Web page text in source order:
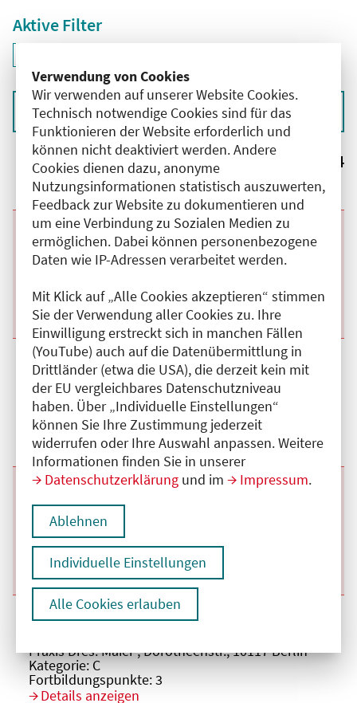
Verwendung von Cookies
Wir verwenden auf unserer Website Cookies.
Technisch notwendige Cookies sind für das
Funktionieren der Website erforderlich und
können nicht deaktiviert werden. Andere
Cookies dienen dazu, anonyme
Nutzungsinformationen statistisch auszuwerten,
Feedback zur Website zu dokumentieren und
um eine Verbindung zu Sozialen Medien zu
ermöglichen. Dabei können personenbezogene
Daten wie IP-Adressen verarbeitet werden.
Mit Klick auf „Alle Cookies akzeptieren“ stimmen
Sie der Verwendung aller Cookies zu. Ihre
Einwilligung erstreckt sich in manchen Fällen
(YouTube) auch auf die Datenübermittlung in
Drittländer (etwa die USA), die derzeit kein mit
der EU vergleichbares Datenschutzniveau
haben. Über „Individuelle Einstellungen“
können Sie Ihre Zustimmung jederzeit
widerrufen oder Ihre Auswahl anpassen. Weitere
Informationen finden Sie in unserer
Datenschutzerklärung und im Impressum.
Ablehnen
Individuelle Einstellungen
Alle Cookies erlauben
Aktive Filter
Sortieren nach
Ergebnisse: 4
Beginn:
26.08.2026 Ende und Anfangszeit:
-26.08.2026,17:00 Uhr
Veranstaltungstitel:
Interdisziplinäre offene Schmerzkonferenz
Veranstaltungsort:
Praxis Dres. Maier , Dorotheenstr., 10117 Berlin
Fortbildungspunkte:3
Details anzeigen
Beginn:
23.09.2026Ende und Anfangszeit:
-23.09.2026,17:00 Uhr
Veranstaltungstitel:
Interdisziplinäre offene Schmerzkonferenz
Veranstaltungsort:
Praxis Dres. Maier , Dorotheenstr., 10117 Berlin
Kategorie:C
Fortbildungspunkte:3
Details anzeigen
Ende und Anfangszeit:
,17:00 Uhr
Veranstaltungstitel:
Interdisziplinäre offene Schmerzkonferenz
Veranstaltungsort:
Praxis Dres. Maier , Dorotheenstr., 10117 Berlin
Kategorie:C
Fortbildungspunkte:3
Details anzeigen
Beginn:
25.11.2026Ende und Anfangszeit:
-25.11.2026,17:00 Uhr
Veranstaltungsort:
Praxis Dres. Maier , Dorotheenstr., 10117 Berlin
Kategorie:C
Fortbildungspunkte:3
Details anzeigen